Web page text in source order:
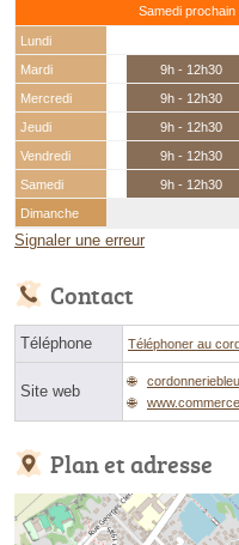
Samedi prochain
Lundi
Mardi
9h - 12h30
Mercredi
9h - 12h30
Jeudi
9h - 12h30
Vendredi
9h - 12h30
Samedi
9h - 12h30
Dimanche
Signaler une erreur
Contact
Téléphone Téléphoner au
Site web
Plan et adresse